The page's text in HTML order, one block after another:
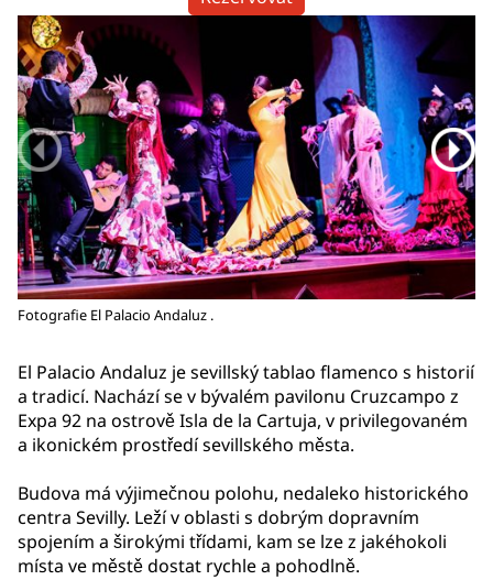
Fotografie El Palacio Andaluz .
El Palacio Andaluz je sevillský tablao flamenco s historií
a tradicí. Nachází se v bývalém pavilonu Cruzcampo z
Expa 92 na ostrově Isla de la Cartuja, v privilegovaném
a ikonickém prostředí sevillského města.
Budova má výjimečnou polohu, nedaleko historického
centra Sevilly. Leží v oblasti s dobrým dopravním
spojením a širokými třídami, kam se lze z jakéhokoli
místa ve městě dostat rychle a pohodlně.